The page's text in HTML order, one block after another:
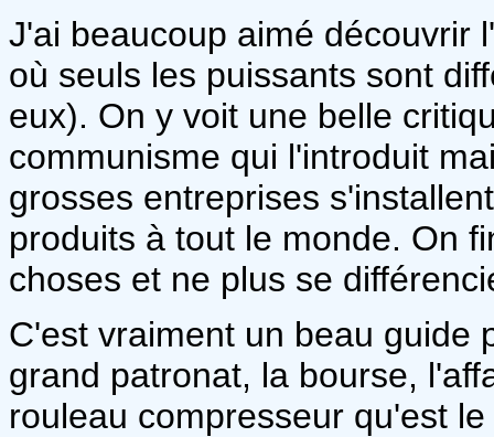
J'ai beaucoup aimé
où seuls les puissants sont
eux). On y voit une belle
communisme qui l'introduit
grosses entreprises
produits à tout le monde. On
choses et ne plus se
C'est vraiment un beau guide
grand patronat, la bourse,
rouleau compresseur qu'est